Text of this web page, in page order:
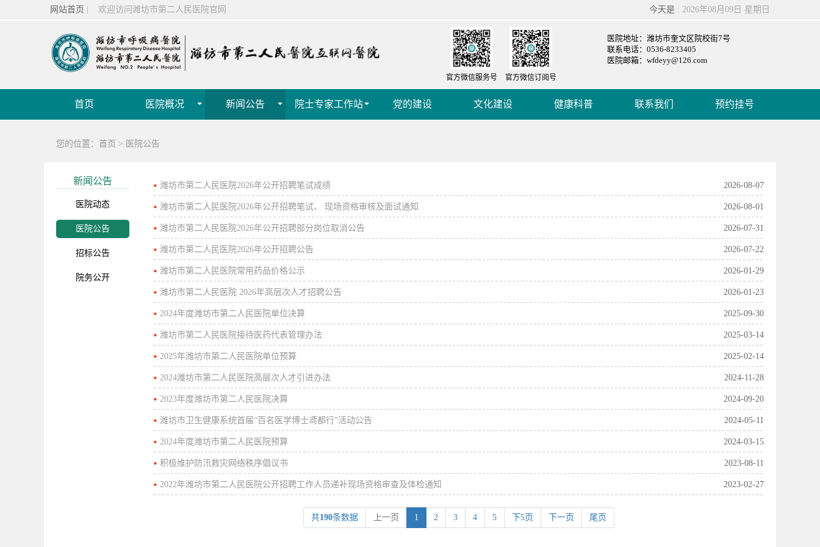
网站首页 | 欢迎访问潍坊市第二人民医院官网 今天是 : 2026年08月09日 星期日
官方微信服务号 官方微信订阅号
医院地址：潍坊市奎文区院校街7号
联系电话：0536-8233405
医院邮箱：wfdeyy@126.com
首页 医院概况 新闻公告 院士专家工作站 党的建设 文化建设 健康科普 联系我们 预约挂号
您的位置： 首页 > 医院公告
新闻公告
医院动态
医院公告
招标公告
院务公开
2026-08-07
潍坊市第二人民医院2026年公开招聘笔试成绩
2026-08-01
潍坊市第二人民医院2026年公开招聘笔试、 现场资格审核及面试通知
2026-07-31
潍坊市第二人民医院2026年公开招聘部分岗位取消公告
2026-07-22
潍坊市第二人民医院2026年公开招聘公告
2026-01-29
潍坊市第二人民医院常用药品价格公示
2026-01-23
潍坊市第二人民医院 2026年高层次人才招聘公告
2025-09-30
2024年度潍坊市第二人民医院单位决算
2025-03-14
潍坊市第二人民医院接待医药代表管理办法
2025-02-14
2025年潍坊市第二人民医院单位预算
2024-11-28
2024潍坊市第二人民医院高层次人才引进办法
2024-09-20
2023年度潍坊市第二人民医院决算
2024-05-11
潍坊市卫生健康系统首届“百名医学博士鸢都行”活动公告
2024-03-15
2024年度潍坊市第二人民医院预算
2023-08-11
积极维护防汛救灾网络秩序倡议书
2023-02-27
2022年潍坊市第二人民医院公开招聘工作人员递补现场资格审查及体检通知
共190条数据 上一页 1 2 3 4 5 下5页 下一页 尾页